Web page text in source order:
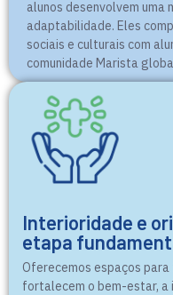
alunos desenvolvem
adaptabilidade. Eles
sociais e culturais com
comunidade Marista
Interioridade e
etapa
Oferecemos espaços
fortalecem o bem-estar, a